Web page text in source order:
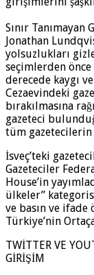
Sınır Tanımayan
Jonathan
yolsuzlukları
seçimlerden önce
derecede kaygı
Cezaevindeki
bırakılmasına
gazeteci
tüm gazetecilerin
İsveç’teki
Gazeteciler
House’in
ülkeler”
ve basın ve
Türkiye’nin
TWİTTER VE
GİRİŞİM